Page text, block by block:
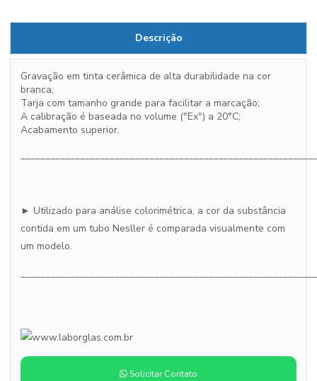
Descrição
Gravação em tinta cerâmica de alta durabilidade na cor
branca;
Tarja com tamanho grande para facilitar a marcação;
A calibração é baseada no volume ("Ex") a 20°C;
Acabamento superior.
► Utilizado para análise colorimétrica, a cor da substância
contida em um tubo Nesller é comparada visualmente com
um modelo.
Solicitar Contato